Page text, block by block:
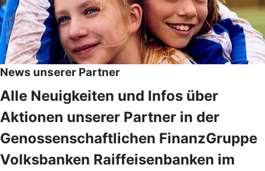
News unserer Partner
Alle Neuigkeiten und Infos über
Aktionen unserer Partner in der
Genossenschaftlichen FinanzGruppe
Volksbanken Raiffeisenbanken im